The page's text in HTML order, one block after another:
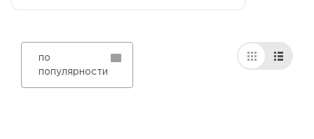
по
популярности